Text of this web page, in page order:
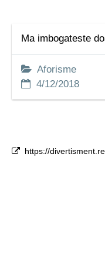
Ma imbogateste
Aforisme
4/12/2018
https://